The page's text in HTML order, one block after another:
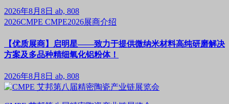
2026年8月8日 ab, 808
2026CMPE CMPE2026展商介绍
【优质展商】启明星——致力于提供微纳米材料高纯研磨解决
方案及多品种精细氧化铝粉体！
2026年8月8日 ab, 808